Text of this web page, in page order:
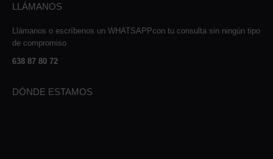
LLÁMANOS
Llámanos o escríbenos un WHATSAPPcon tu consulta sin ningún tipo
de compromiso
638 87 80 72
DÓNDE ESTAMOS